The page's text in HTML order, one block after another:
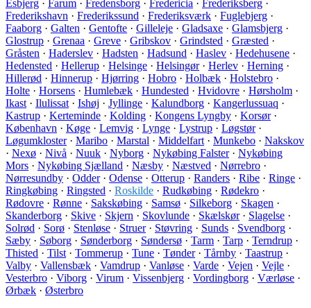
Esbjerg · Farum · Fredensborg · Fredericia · Frederiksberg ·
Frederikshavn · Frederikssund · Frederiksværk · Fuglebjerg ·
Faaborg · Galten · Gentofte · Gilleleje · Gladsaxe · Glamsbjerg ·
Glostrup · Grenaa · Greve · Gribskov · Grindsted · Græsted ·
Gråsten · Haderslev · Hadsten · Hadsund · Haslev · Hedehusene ·
Hedensted · Hellerup · Helsinge · Helsingør· Herlev · Herning ·
Hillerød · Hinnerup · Hjørring · Hobro · Holbæk · Holstebro ·
Holte · Horsens · Humlebæk · Hundested · Hvidovre · Hørsholm ·
Ikast · Ilulissat · Ishøj · Jyllinge · Kalundborg · Kangerlussuaq ·
Kastrup · Kerteminde · Kolding · Kongens Lyngby · Korsør·
København · Køge · Lemvig · Lynge · Lystrup · Løgstør·
Løgumkloster· Maribo · Marstal · Middelfart · Munkebo · Nakskov
· Nexø · Nivå · Nuuk · Nyborg · Nykøbing Falster· Nykøbing
Mors · Nykøbing Sjælland · Næsby · Næstved · Nørrebro ·
Nørresundby · Odder· Odense · Otterup · Randers · Ribe · Ringe ·
Ringkøbing · Ringsted · Roskilde · Rudkøbing · Rødekro ·
Rødovre · Rønne · Sakskøbing · Samsø · Silkeborg · Skagen ·
Skanderborg · Skive · Skjern · Skovlunde · Skælskør· Slagelse ·
Solrød · Sorø · Stenløse · Struer· Støvring · Sunds · Svendborg ·
Sæby · Søborg · Sønderborg · Søndersø · Tarm · Tarp · Terndrup ·
Thisted · Tilst · Tommerup · Tune · Tønder· Tårnby · Taastrup ·
Valby · Vallensbæk · Vamdrup · Vanløse · Varde · Vejen · Vejle ·
Vesterbro · Viborg · Virum · Vissenbjerg · Vordingborg · Værløse ·
Ørbæk · Østerbro